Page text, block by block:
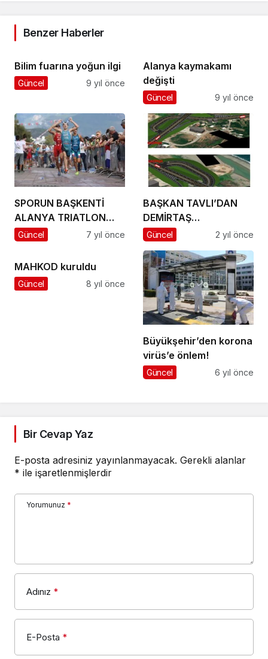
Benzer Haberler
Bilim fuarına yoğun ilgi
Güncel 9 yıl önce
Alanya kaymakamı
değişti
Güncel 9 yıl önce
SPORUN BAŞKENTİ
ALANYA TRIATLON
HEYECANINA HAZIR
Güncel 7 yıl önce
BAŞKAN TAVLI’DAN
DEMİRTAŞ
MAHALLESİNE MÜJDE
Güncel 2 yıl önce
MAHKOD kuruldu
Güncel 8 yıl önce
Büyükşehir’den korona
virüs’e önlem!
Güncel 6 yıl önce
Bir Cevap Yaz
E-posta adresiniz yayınlanmayacak. Gerekli alanlar
* ile işaretlenmişlerdir
Yorumunuz *
Adınız *
E-Posta *